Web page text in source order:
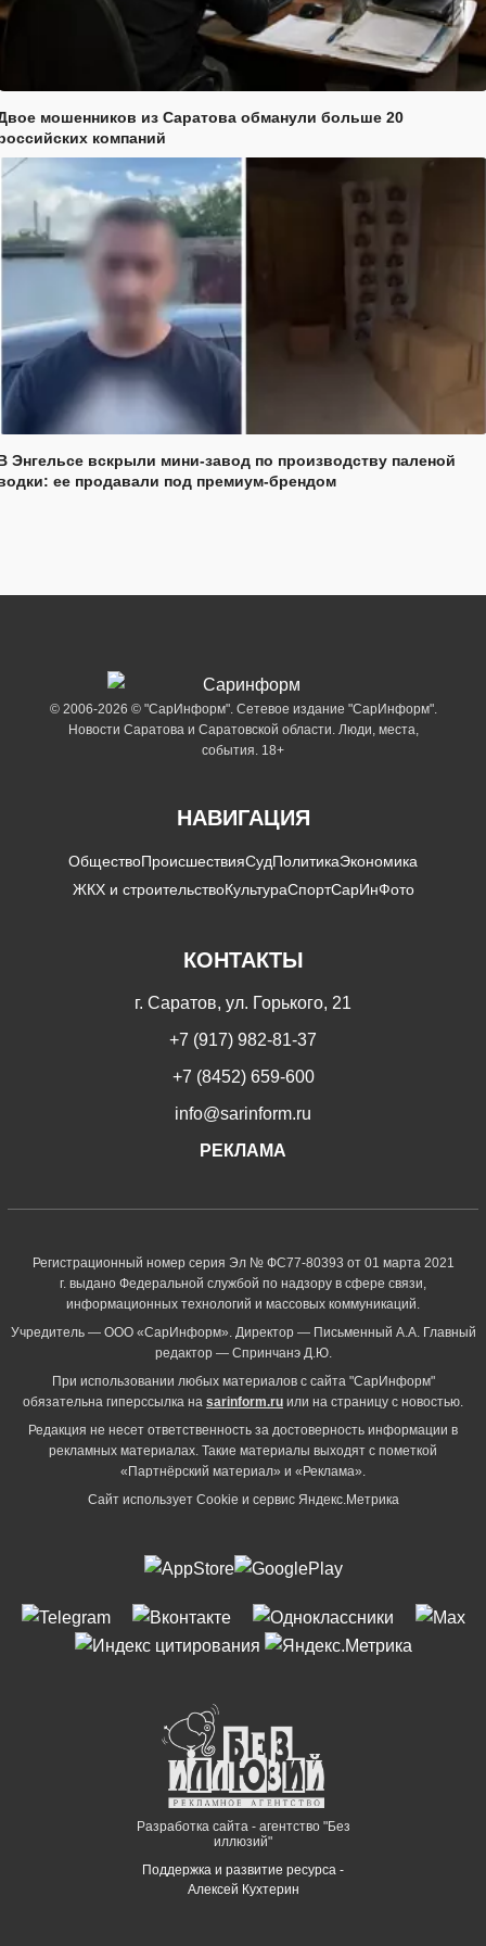
мошенников из Саратова обманули больше 20
компаний
Энгельсе вскрыли мини-завод по производству паленой
ее продавали под премиум-брендом
© 2006-2026 © "СарИнформ". Сетевое издание "СарИнформ".
Новости Саратова и Саратовской области. Люди, места,
события. 18+
НАВИГАЦИЯ
ОбществоПроисшествияСудПолитикаЭкономика
ЖКХ и строительствоКультураСпортСарИнФото
КОНТАКТЫ
г. Саратов, ул. Горького, 21
+7 (917) 982-81-37
+7 (8452) 659-600
info@sarinform.ru
РЕКЛАМА
Регистрационный номер серия Эл № ФС77-80393 от 01 марта 2021
г. выдано Федеральной службой по надзору в сфере связи,
информационных технологий и массовых коммуникаций.
Учредитель — ООО «СарИнформ». Директор — Письменный А.А. Главный
редактор — Спринчанэ Д.Ю.
При использовании любых материалов с сайта "СарИнформ"
обязательна гиперссылка на sarinform.ru или на страницу с новостью.
Редакция не несет ответственность за достоверность информации в
рекламных материалах. Такие материалы выходят с пометкой
«Партнёрский материал» и «Реклама».
Сайт использует Cookie и сервиc Яндекс.Метрика
Разработка сайта - агентство "Без
иллюзий"
Поддержка и развитие ресурса -
Алексей Кухтерин